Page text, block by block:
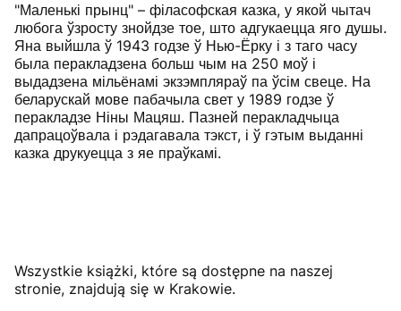
"Маленькі прынц" – філасофская казка, у якой чытач
любога ўзросту знойдзе тое, што адгукаецца яго душы.
Яна выйшла ў 1943 годзе ў Нью-Ёрку і з таго часу
была перакладзена больш чым на 250 моў і
выдадзена мільёнамі экзэмпляраў па ўсім свеце. На
беларускай мове пабачыла свет у 1989 годзе ў
перакладзе Ніны Мацяш. Пазней перакладчыца
дапрацоўвала і рэдагавала тэкст, і ў гэтым выданні
казка друкуецца з яе праўкамі.
Wszystkie książki, które są dostępne na naszej
stronie, znajdują się w Krakowie.